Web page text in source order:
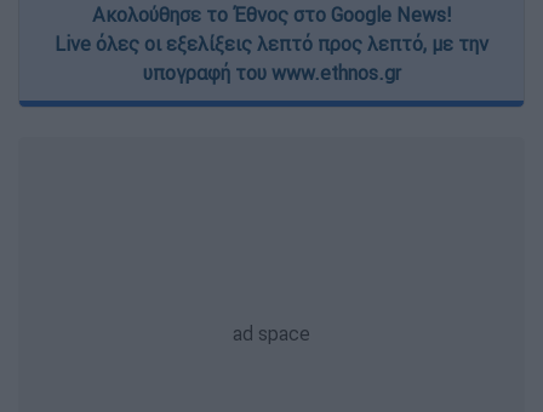
Ακολούθησε το Έθνος στο Google News!
Live όλες οι εξελίξεις λεπτό προς λεπτό, με την
υπογραφή του www.ethnos.gr